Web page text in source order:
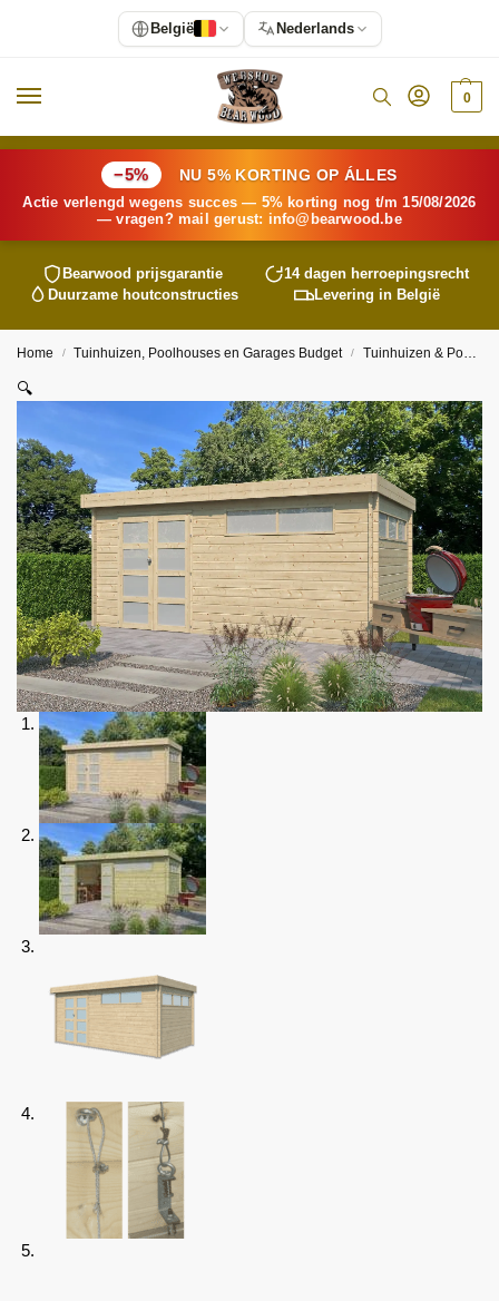
0
−5% NU 5% KORTING OP ÁLLES
Actie verlengd wegens succes — 5% korting nog t/m 15/08/2026
— vragen? mail gerust: info@ bearwood.be
Bearwood prijsgarantie
14 dagen herroepingsrecht
Duurzame houtconstructies
Levering in België
Home / Tuinhuizen, Poolhouses en Garages Budget / Tuinhuizen & Poolhouses
🔍
België Nederlands